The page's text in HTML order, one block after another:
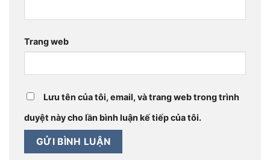
Trang web
Lưu tên của tôi, email, và trang web trong trình
duyệt này cho lần bình luận kế tiếp của tôi.